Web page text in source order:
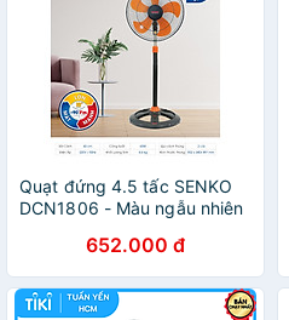
Quạt đứng 4.5 tấc SENKO
DCN1806 - Màu ngẫu nhiên
652.000 đ